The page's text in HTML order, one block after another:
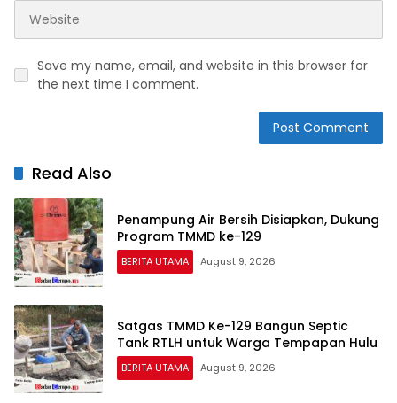
Save my name, email, and website in this browser for
the next time I comment.
Read Also
Penampung Air Bersih Disiapkan, Dukung
Program TMMD ke-129
BERITA UTAMA August 9, 2026
Satgas TMMD Ke-129 Bangun Septic
Tank RTLH untuk Warga Tempapan Hulu
BERITA UTAMA August 9, 2026